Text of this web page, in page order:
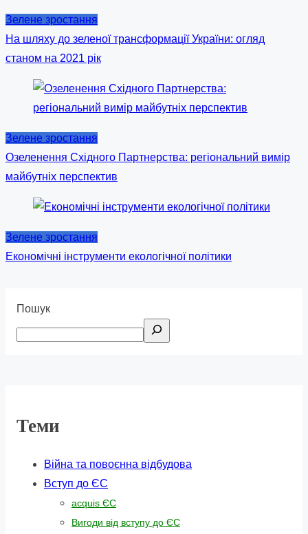
Зелене зростання
На шляху до зеленої трансформації України: огляд
станом на 2021 рік
Зелене зростання
Озеленення Східного Партнерства: регіональний вимір
майбутніх перспектив
Зелене зростання
Економічні інструменти екологічної політики
Пошук
Теми
Війна та повоєнна відбудова
Вступ до ЄС
acquis ЄС
Вигоди від вступу до ЄС